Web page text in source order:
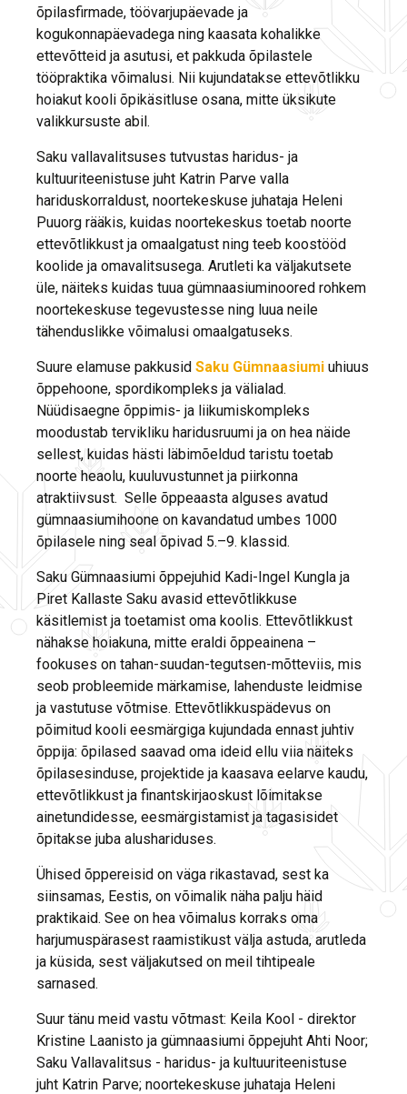
õpilasfirmade, töövarjupäevade ja
kogukonnapäevadega ning kaasata kohalikke
ettevõtteid ja asutusi, et pakkuda õpilastele
tööpraktika võimalusi. Nii kujundatakse ettevõtlikku
hoiakut kooli õpikäsitluse osana, mitte üksikute
valikkursuste abil.
Saku vallavalitsuses tutvustas haridus- ja
kultuuriteenistuse juht Katrin Parve valla
hariduskorraldust, noortekeskuse juhataja Heleni
Puuorg rääkis, kuidas noortekeskus toetab noorte
ettevõtlikkust ja omaalgatust ning teeb koostööd
koolide ja omavalitsusega. Arutleti ka väljakutsete
üle, näiteks kuidas tuua gümnaasiuminoored rohkem
noortekeskuse tegevustesse ning luua neile
tähenduslikke võimalusi omaalgatuseks.
Suure elamuse pakkusid Saku Gümnaasiumi uhiuus
õppehoone, spordikompleks ja välialad.
Nüüdisaegne õppimis- ja liikumiskompleks
moodustab tervikliku haridusruumi ja on hea näide
sellest, kuidas hästi läbimõeldud taristu toetab
noorte heaolu, kuuluvustunnet ja piirkonna
atraktiivsust. Selle õppeaasta alguses avatud
gümnaasiumihoone on kavandatud umbes 1000
õpilasele ning seal õpivad 5.–9. klassid.
Saku Gümnaasiumi õppejuhid Kadi-Ingel Kungla ja
Piret Kallaste Saku avasid ettevõtlikkuse
käsitlemist ja toetamist oma koolis. Ettevõtlikkust
nähakse hoiakuna, mitte eraldi õppeainena –
fookuses on tahan-suudan-tegutsen-mõtteviis, mis
seob probleemide märkamise, lahenduste leidmise
ja vastutuse võtmise. Ettevõtlikkuspädevus on
põimitud kooli eesmärgiga kujundada ennast juhtiv
õppija: õpilased saavad oma ideid ellu viia näiteks
õpilasesinduse, projektide ja kaasava eelarve kaudu,
ettevõtlikkust ja finantskirjaoskust lõimitakse
ainetundidesse, eesmärgistamist ja tagasisidet
õpitakse juba alushariduses.
Ühised õppereisid on väga rikastavad, sest ka
siinsamas, Eestis, on võimalik näha palju häid
praktikaid. See on hea võimalus korraks oma
harjumuspärasest raamistikust välja astuda, arutleda
ja küsida, sest väljakutsed on meil tihtipeale
sarnased.
Suur tänu meid vastu võtmast: Keila Kool - direktor
Kristine Laanisto ja gümnaasiumi õppejuht Ahti Noor;
Saku Vallavalitsus - haridus- ja kultuuriteenistuse
juht Katrin Parve; noortekeskuse juhataja Heleni